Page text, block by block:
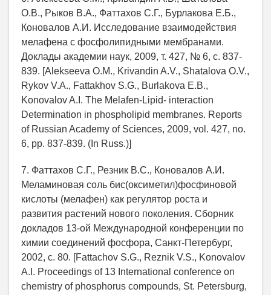
О.В., Рыков В.А., Фаттахов С.Г., Бурлакова Е.Б.,
Коновалов А.И. Исследование взаимодействия
мелафена с фосфолипидными мембранами.
Доклады академии наук, 2009, т. 427, № 6, c. 837-
839. [Alekseeva O.M., Krivandin A.V., Shatalova O.V.,
Rykov V.A., Fattakhov S.G., Burlakova E.B.,
Konovalov A.I. The Melafen-Lipid- interaction
Determination in phospholipid membranes. Reports
of Russian Academy of Sciences, 2009, vol. 427, no.
6, pp. 837-839. (In Russ.)]
7. Фаттахов С.Г., Резник В.С., Коновалов А.И.
Меламиновая соль бис(оксиметил)фосфиновой
кислоты (мелафен) как регулятор роста и
развития растений нового поколения. Сборник
докладов 13-ой Международной конференции по
химии соединений фосфора, Санкт-Петербург,
2002, с. 80. [Fattachov S.G., Reznik V.S., Konovalov
A.I. Proceedings of 13 International conference on
chemistry of phosphorus compounds, St. Petersburg,